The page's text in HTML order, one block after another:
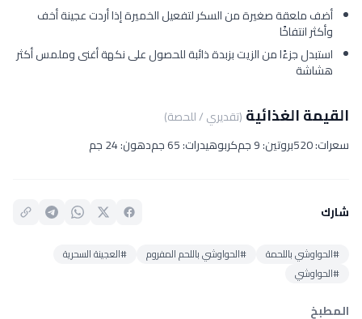
أضف ملعقة صغيرة من السكر لتفعيل الخميرة إذا أردت عجينة أخف
وأكثر انتفاخًا
استبدل جزءًا من الزيت بزبدة ذائبة للحصول على نكهة أغنى وملمس أكثر
هشاشة
القيمة الغذائية (تقديري / للحصة)
سعرات: 520
بروتين: 9 جم كربوهيدرات: 65 جم دهون: 24 جم
شارك
#الحواوشي باللحمة #الحواوشي باللحم المفروم
#العجينة السحرية
#الحواوشي
المطبخ